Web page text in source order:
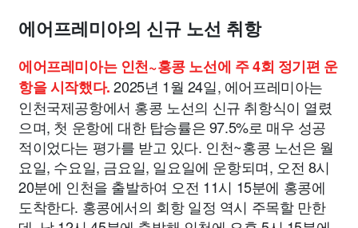
에어프레미아의 신규 노선 취항
에어프레미아는 인천~홍콩 노선에 주 4회 정기편 운
항을 시작했다.2025년 1월 24일, 에어프레미아는
인천국제공항에서 홍콩 노선의 신규 취항식이 열렸
으며, 첫 운항에 대한 탑승률은 97.5%로 매우 성공
적이었다는 평가를 받고 있다. 인천~홍콩 노선은 월
요일, 수요일, 금요일, 일요일에 운항되며, 오전 8시
20분에 인천을 출발하여 오전 11시 15분에 홍콩에
도착한다. 홍콩에서의 회항 일정 역시 주목할 만한